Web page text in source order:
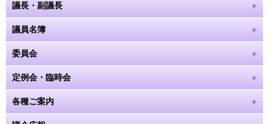
議長・副議長
議員名簿
委員会
定例会・臨時会
各種ご案内